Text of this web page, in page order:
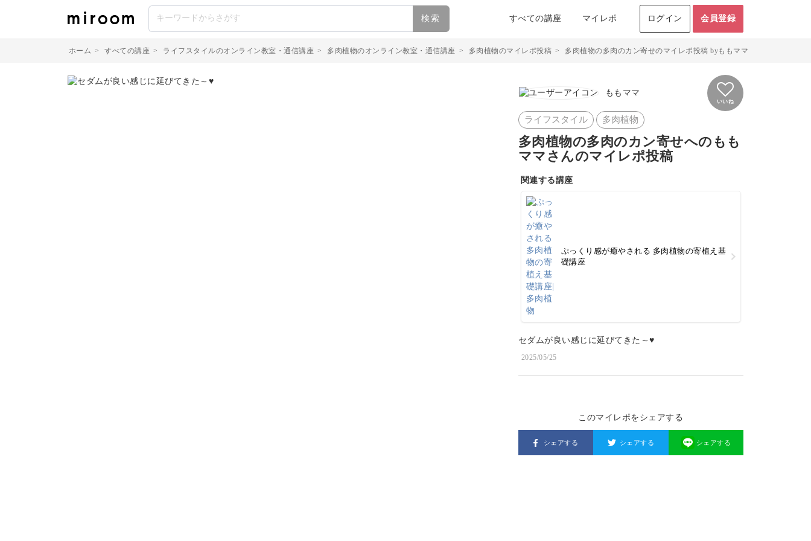
検索 すべての講座 マイレポ ログイン 会員登録
ホーム > すべての講座 > ライフスタイルのオンライン教室・通信講座 > 多肉植物のオンライン教室・通信講座 > 多肉植物のマイレポ投稿 > 多肉植物の多肉のカン寄せのマイレポ投稿 byももママ
ももママ
いいね
ライフスタイル 多肉植物
多肉植物の多肉のカン寄せへのもも
ママさんのマイレポ投稿
関連する講座
ぷっくり感が癒やされる 多肉植物の寄植え基
礎講座
セダムが良い感じに延びてきた～♥️
2025/05/25
このマイレポをシェアする
シェアする シェアする シェアする